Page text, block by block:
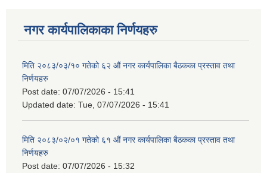
नगर कार्यपालिकाका निर्णयहरु
मिति २०८३/०३/१० गतेको ६२ औं नगर कार्यपालिका बैठकका प्रस्ताव तथा
निर्णयहरु
Post date: 07/07/2026 - 15:41
Updated date: Tue, 07/07/2026 - 15:41
मिति २०८३/०२/०१ गतेको ६१ औं नगर कार्यपालिका बैठकका प्रस्ताव तथा
निर्णयहरु
Post date: 07/07/2026 - 15:32